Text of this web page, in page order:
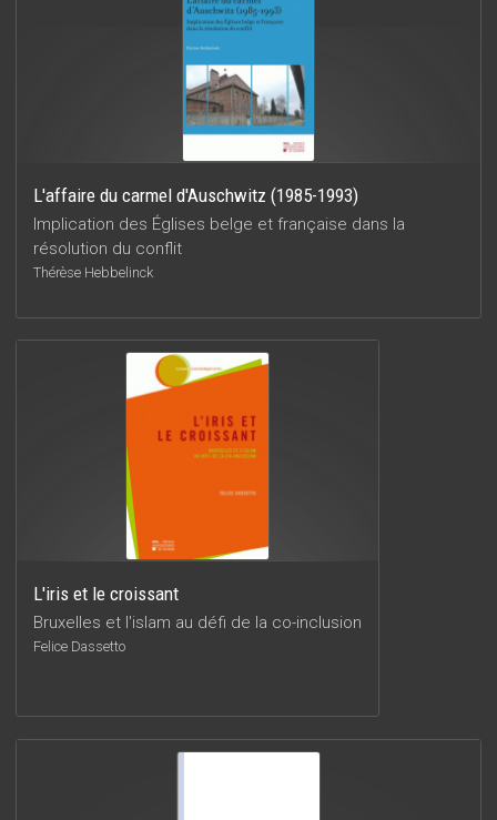
L'affaire du carmel d'Auschwitz (1985-1993)
Implication des Églises belge et française dans la
résolution du conflit
Thérèse Hebbelinck
L'iris et le croissant
Bruxelles et l'islam au défi de la co-inclusion
Felice Dassetto